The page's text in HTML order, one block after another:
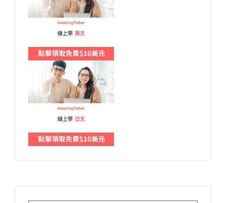
線上學 英文
線上學 日文